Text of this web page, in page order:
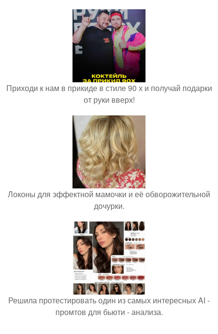
Приходи к нам в прикиде в стиле 90 х и получай подарки
от руки вверх!
Локоны для эффектной мамочки и её обворожительной
дочурки.
Решила протестировать один из самых интересных AI -
промтов для бьюти - анализа.